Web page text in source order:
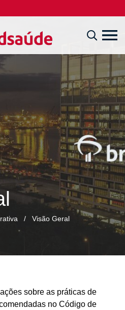
/ Visão Geral
sobre as práticas de
no Código de